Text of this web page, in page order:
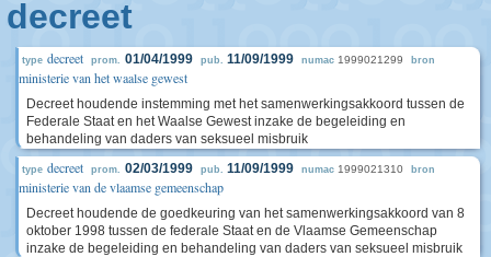
decreet
type decreet prom. 01/04/1999 pub. 11/09/1999 numac 1999021299 bron
ministerie van het waalse gewest
Decreet houdende instemming met het samenwerkingsakkoord tussen de
Federale Staat en het Waalse Gewest inzake de begeleiding en
behandeling van daders van seksueel misbruik
type decreet prom. 02/03/1999 pub. 11/09/1999 numac 1999021310 bron
ministerie van de vlaamse gemeenschap
Decreet houdende de goedkeuring van het samenwerkingsakkoord van 8
oktober 1998 tussen de federale Staat en de Vlaamse Gemeenschap
inzake de begeleiding en behandeling van daders van seksueel misbruik